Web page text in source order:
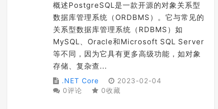
概述PostgreSQL是一款开源的对象关系型
数据库管理系统（ORDBMS）。它与常见的
关系型数据库管理系统（RDBMS）如
MySQL、Oracle和Microsoft SQL Server
等不同，因为它具有更多高级功能，如对象
存储、复杂查...
.NET Core
2023-02-04
0评论
0收藏